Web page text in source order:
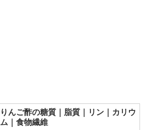
りんご酢の糖質｜脂質｜リン｜カリウ
ム｜食物繊維